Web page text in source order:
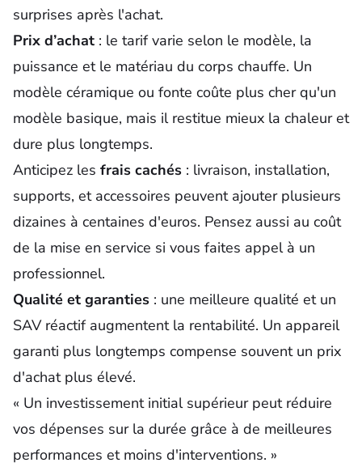
surprises après l'achat.
Prix d’achat : le tarif varie selon le modèle, la
puissance et le matériau du corps chauffe. Un
modèle céramique ou fonte coûte plus cher qu'un
modèle basique, mais il restitue mieux la chaleur et
dure plus longtemps.
Anticipez les frais cachés : livraison, installation,
supports, et accessoires peuvent ajouter plusieurs
dizaines à centaines d'euros. Pensez aussi au coût
de la mise en service si vous faites appel à un
professionnel.
Qualité et garanties : une meilleure qualité et un
SAV réactif augmentent la rentabilité. Un appareil
garanti plus longtemps compense souvent un prix
d'achat plus élevé.
« Un investissement initial supérieur peut réduire
vos dépenses sur la durée grâce à de meilleures
performances et moins d'interventions. »